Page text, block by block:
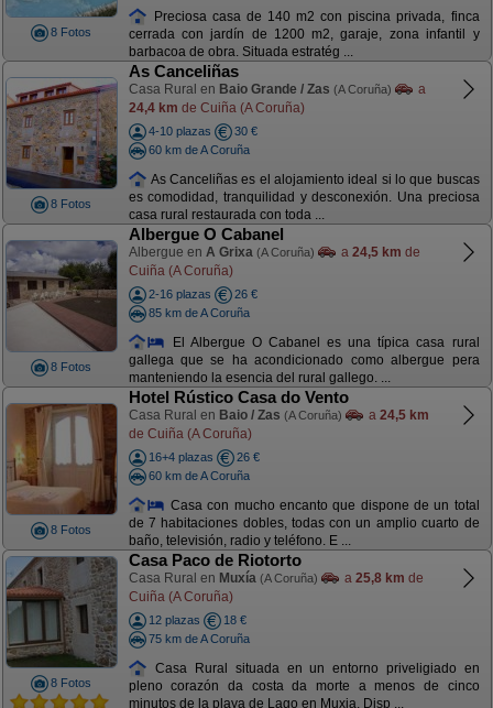
8 Fotos
Preciosa casa de 140 m2 con piscina privada, finca
cerrada con jardín de 1200 m2, garaje, zona infantil y
barbacoa de obra. Situada estratég ...
8 Fotos
As Canceliñas
Casa Rural en Baio Grande / Zas (A Coruña)
a
24,4 km de Cuiña (A Coruña)
4-10 plazas
30 €
60 km de A Coruña
As Canceliñas es el alojamiento ideal si lo que buscas
es comodidad, tranquilidad y desconexión. Una preciosa
casa rural restaurada con toda ...
8 Fotos
Albergue O Cabanel
Albergue en A Grixa (A Coruña) a 24,5 km de
Cuiña (A Coruña)
2-16 plazas
26 €
85 km de A Coruña
El Albergue O Cabanel es una típica casa rural
gallega que se ha acondicionado como albergue pera
manteniendo la esencia del rural gallego. ...
8 Fotos
Hotel Rústico Casa do Vento
Casa Rural en Baio / Zas (A Coruña) a 24,5 km
de Cuiña (A Coruña)
16+4 plazas
26 €
60 km de A Coruña
Casa con mucho encanto que dispone de un total
de 7 habitaciones dobles, todas con un amplio cuarto de
baño, televisión, radio y teléfono. E ...
8 Fotos
Casa Paco de Riotorto
Casa Rural en Muxía (A Coruña) a 25,8 km de
Cuiña (A Coruña)
12 plazas
18 €
75 km de A Coruña
Casa Rural situada en un entorno priveligiado en
pleno corazón da costa da morte a menos de cinco
minutos de la playa de Lago en Muxia. Disp ...